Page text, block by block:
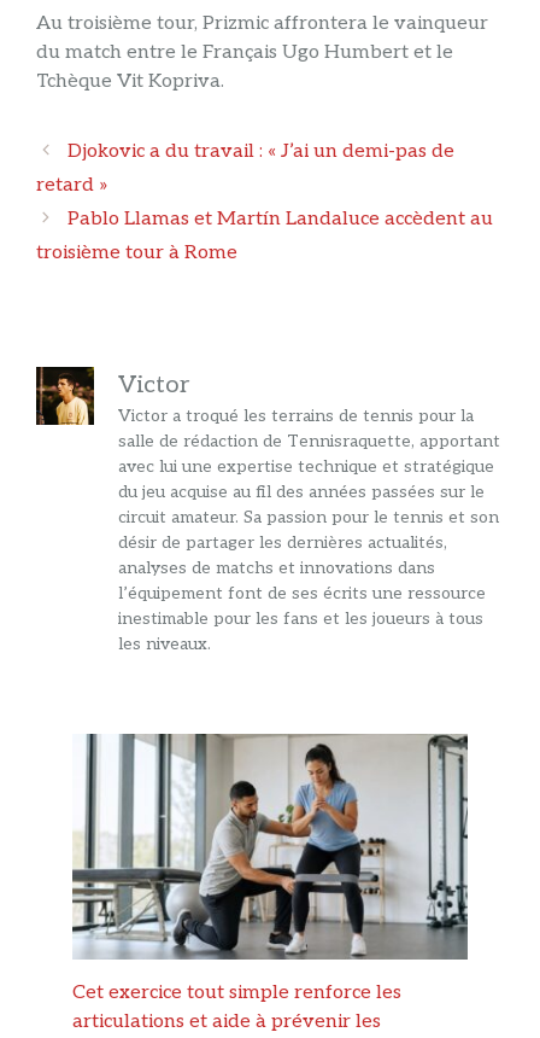
Au troisième tour, Prizmic affrontera le vainqueur
du match entre le Français Ugo Humbert et le
Tchèque Vit Kopriva.
Navigation
des
articles
Djokovic a du travail : « J’ai un demi-pas de
retard »
Pablo Llamas et Martín Landaluce accèdent au
troisième tour à Rome
Victor
Victor a troqué les terrains de tennis pour la
salle de rédaction de Tennisraquette, apportant
avec lui une expertise technique et stratégique
du jeu acquise au fil des années passées sur le
circuit amateur. Sa passion pour le tennis et son
désir de partager les dernières actualités,
analyses de matchs et innovations dans
l’équipement font de ses écrits une ressource
inestimable pour les fans et les joueurs à tous
les niveaux.
Cet exercice tout simple renforce les
articulations et aide à prévenir les